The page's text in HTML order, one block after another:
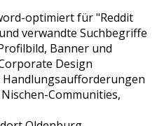
optimiert für "Reddit
verwandte Suchbegriffe
Banner und
Design
Handlungsaufforderungen
Communities,